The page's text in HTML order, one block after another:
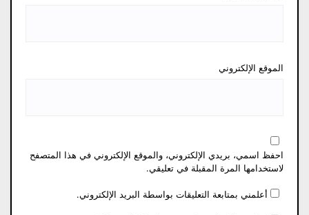
الموقع الإلكتروني
احفظ اسمي، بريدي الإلكتروني، والموقع الإلكتروني في هذا المتصفح
لاستخدامها المرة المقبلة في تعليقي.
أعلمني بمتابعة التعليقات بواسطة البريد الإلكتروني.